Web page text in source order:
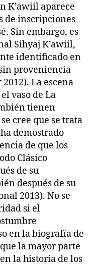
K’awiil aparece
de inscripciones
Sin embargo, es
Sihyaj K’awiil,
identificado en
proveniencia
La escena
vaso de La
tienen
cree que se trata
demostrado
de que los
Clásico
de su
después de su
2013). No se
si el
en la biografía de
la mayor parte
la historia de los